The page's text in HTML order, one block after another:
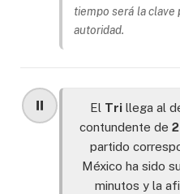
tiempo será la clave
autoridad.
⏸️ El Tri llega al
contundente de
partido
México ha sido
minutos y la